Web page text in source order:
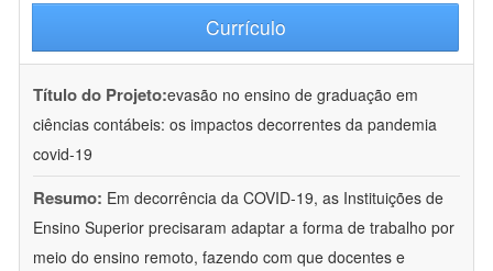
Currículo
Título do Projeto:evasão no ensino de graduação em
ciências contábeis: os impactos decorrentes da pandemia
covid-19
Resumo: Em decorrência da COVID-19, as Instituições de
Ensino Superior precisaram adaptar a forma de trabalho por
meio do ensino remoto, fazendo com que docentes e